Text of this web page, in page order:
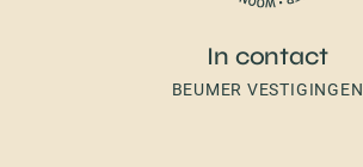
In contact
BEUMER VESTIGINGEN